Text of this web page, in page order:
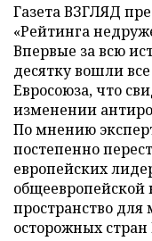
Газета ВЗГЛЯД
«Рейтинга
Впервые за всю
десятку вошли
Евросоюза, что
изменении
По мнению
постепенно
европейских
общеевропейской
пространство
осторожных стран